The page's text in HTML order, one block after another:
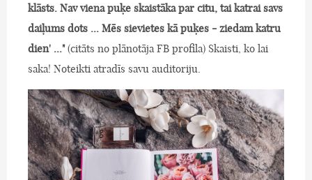
klāsts. Nav viena puķe skaistāka par citu, tai katrai savs
daiļums dots ... Mēs sievietes kā puķes - ziedam katru
dien' ..."(citāts no plānotāja FB profila) Skaisti, ko lai
saka! Noteikti atradīs savu auditoriju.